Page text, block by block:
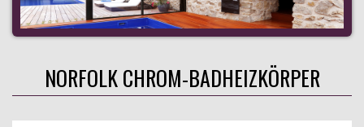
NORFOLK CHROM-BADHEIZKÖRPER